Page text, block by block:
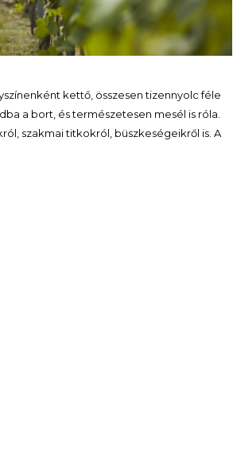
kettő, összesen tizennyolc féle
a bort, és természetesen mesél is róla.
szakmai titkokról, büszkeségeikről is. A